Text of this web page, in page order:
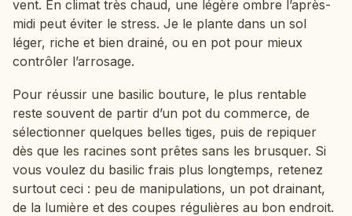
vent. En climat très chaud, une légère ombre l’après-
midi peut éviter le stress. Je le plante dans un sol
léger, riche et bien drainé, ou en pot pour mieux
contrôler l’arrosage.
Pour réussir une basilic bouture, le plus rentable
reste souvent de partir d’un pot du commerce, de
sélectionner quelques belles tiges, puis de repiquer
dès que les racines sont prêtes sans les brusquer. Si
vous voulez du basilic frais plus longtemps, retenez
surtout ceci : peu de manipulations, un pot drainant,
de la lumière et des coupes régulières au bon endroit.